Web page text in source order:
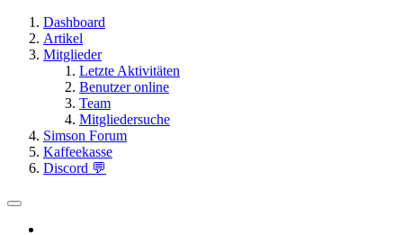
Dashboard
Artikel
Mitglieder
Letzte Aktivitäten
Benutzer online
Team
Mitgliedersuche
Simson Forum
Kaffeekasse
Discord 💬